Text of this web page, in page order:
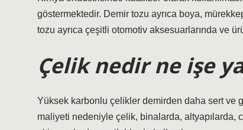
göstermektedir. Demir tozu ayrıca boya,
tozu ayrıca çeşitli otomotiv aksesuarlarında ve
Çelik nedir ne işe
Yüksek karbonlu çelikler demirden daha sert ve
maliyeti nedeniyle çelik, binalarda,